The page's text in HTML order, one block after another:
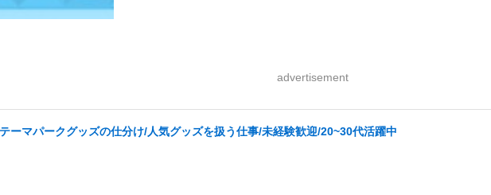
advertisement
ーマパークグッズの仕分け/人気グッズを扱う仕事/未経験歓迎/20~30代活躍中